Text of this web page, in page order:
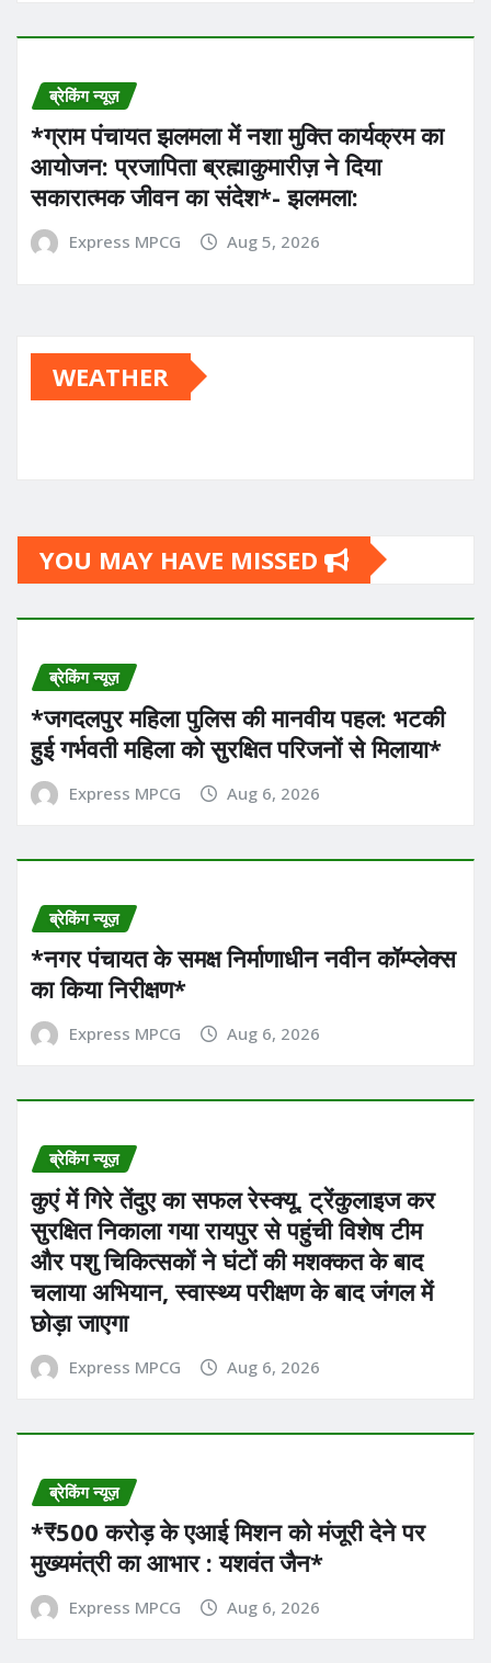
ब्रेकिंग न्यूज़
*ग्राम पंचायत झलमला में नशा मुक्ति कार्यक्रम का
आयोजन: प्रजापिता ब्रह्माकुमारीज़ ने दिया
सकारात्मक जीवन का संदेश*- झलमला:
Express MPCG Aug 5, 2026
WEATHER
YOU MAY HAVE MISSED
ब्रेकिंग न्यूज़
*​जगदलपुर महिला पुलिस की मानवीय पहल: भटकी
हुई गर्भवती महिला को सुरक्षित परिजनों से मिलाया*
Express MPCG Aug 6, 2026
ब्रेकिंग न्यूज़
*नगर पंचायत के समक्ष निर्माणाधीन नवीन कॉम्प्लेक्स
का किया निरीक्षण*
Express MPCG Aug 6, 2026
ब्रेकिंग न्यूज़
कुएं में गिरे तेंदुए का सफल रेस्क्यू, ट्रेंकुलाइज कर
सुरक्षित निकाला गया रायपुर से पहुंची विशेष टीम
और पशु चिकित्सकों ने घंटों की मशक्कत के बाद
चलाया अभियान, स्वास्थ्य परीक्षण के बाद जंगल में
छोड़ा जाएगा
Express MPCG Aug 6, 2026
ब्रेकिंग न्यूज़
*₹500 करोड़ के एआई मिशन को मंजूरी देने पर
मुख्यमंत्री का आभार : यशवंत जैन*
Express MPCG Aug 6, 2026